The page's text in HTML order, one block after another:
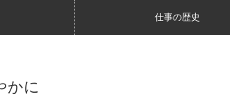
仕事の歴史
かに